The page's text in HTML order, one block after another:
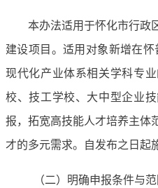
本办法适用于怀化市行政
建设项目。适用对象新增在怀
现代化产业体系相关学科专
校、技工学校、大中型企业
报，拓宽高技能人才培养主体
才的多元需求。自发布之日起
（二）明确申报条件与